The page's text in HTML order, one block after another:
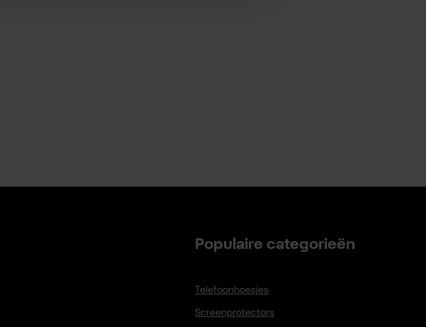
Populaire categorieën
Telefoonhoesjes
Screenprotectors